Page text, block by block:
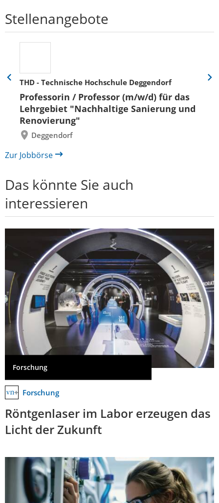
Stellenangebote
THD - Technische Hochschule Deggendorf
Professorin / Professor (m/w/d) für das
Lehrgebiet "Nachhaltige Sanierung und
Renovierung"
Deggendorf
Eine
zurück
Eine
Zur Jobbörse
Das könnte Sie auch
interessieren
Forschung
Forschung
Röntgenlaser im Labor erzeugen das
Licht der Zukunft